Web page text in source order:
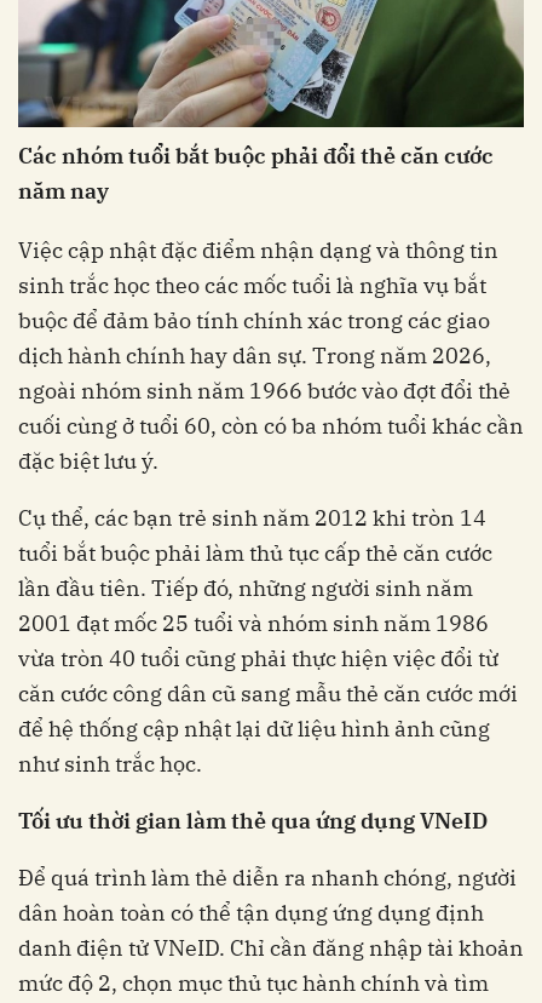
Các nhóm tuổi bắt buộc phải đổi thẻ căn cước
năm nay
Việc cập nhật đặc điểm nhận dạng và thông tin
sinh trắc học theo các mốc tuổi là nghĩa vụ bắt
buộc để đảm bảo tính chính xác trong các giao
dịch hành chính hay dân sự. Trong năm 2026,
ngoài nhóm sinh năm 1966 bước vào đợt đổi thẻ
cuối cùng ở tuổi 60, còn có ba nhóm tuổi khác cần
đặc biệt lưu ý.
Cụ thể, các bạn trẻ sinh năm 2012 khi tròn 14
tuổi bắt buộc phải làm thủ tục cấp thẻ căn cước
lần đầu tiên. Tiếp đó, những người sinh năm
2001 đạt mốc 25 tuổi và nhóm sinh năm 1986
vừa tròn 40 tuổi cũng phải thực hiện việc đổi từ
căn cước công dân cũ sang mẫu thẻ căn cước mới
để hệ thống cập nhật lại dữ liệu hình ảnh cũng
như sinh trắc học.
Tối ưu thời gian làm thẻ qua ứng dụng VNeID
Để quá trình làm thẻ diễn ra nhanh chóng, người
dân hoàn toàn có thể tận dụng ứng dụng định
danh điện tử VNeID. Chỉ cần đăng nhập tài khoản
mức độ 2, chọn mục thủ tục hành chính và tìm